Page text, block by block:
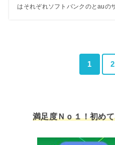
はそれぞれソフトバンクのとauの
1 2
満足度Ｎｏ１！初め